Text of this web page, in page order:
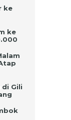
ke
ke
di Gili